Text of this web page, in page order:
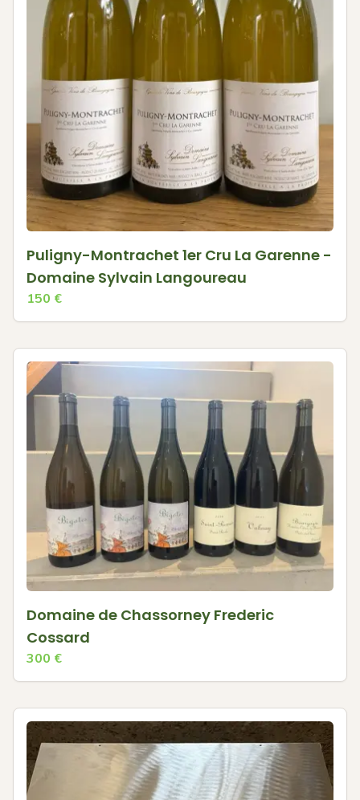
Puligny-Montrachet 1er Cru La Garenne -
Domaine Sylvain Langoureau
150 €
Domaine de Chassorney Frederic
Cossard
300 €